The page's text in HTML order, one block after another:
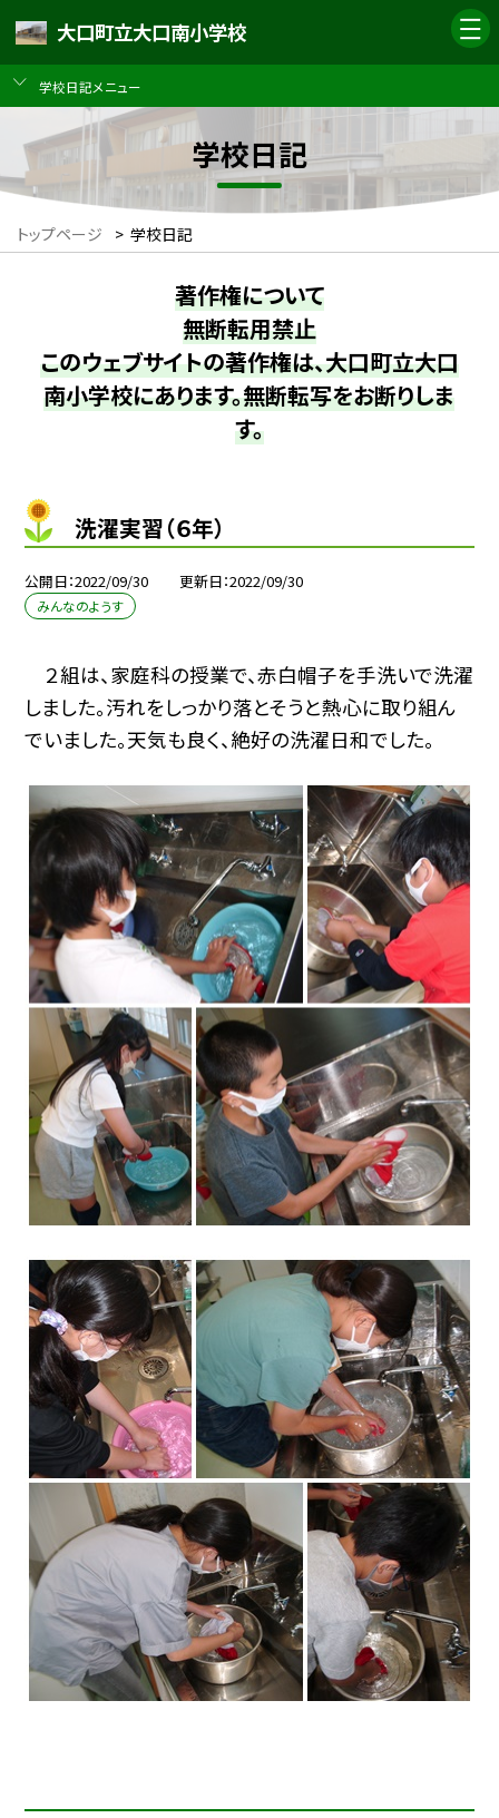
大口町立大口南小学校
学校日記メニュー
学校日記
トップページ > 学校日記
著作権について
無断転用禁止
このウェブサイトの著作権は、大口町立大口
南小学校にあります。無断転写をお断りしま
す。
洗濯実習（６年）
公開日 2022/09/30 更新日 2022/09/30
みんなのようす
２組は、家庭科の授業で、赤白帽子を手洗いで洗濯
しました。汚れをしっかり落とそうと熱心に取り組ん
でいました。天気も良く、絶好の洗濯日和でした。